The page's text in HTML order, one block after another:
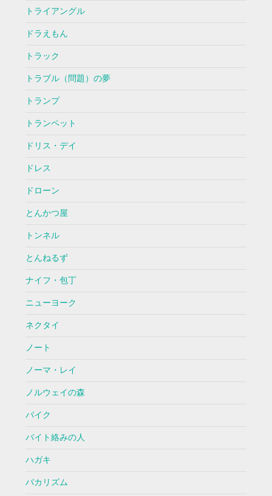
トライアングル
ドラえもん
トラック
トラブル（問題）の夢
トランプ
トランペット
ドリス・デイ
ドレス
ドローン
とんかつ屋
トンネル
とんねるず
ナイフ・包丁
ニューヨーク
ネクタイ
ノート
ノーマ・レイ
ノルウェイの森
バイク
バイト絡みの人
ハガキ
バカリズム